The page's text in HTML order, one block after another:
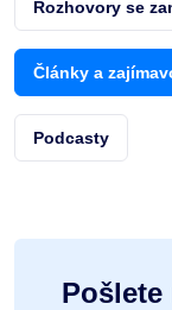
Rozhovory se
Články a
Podcasty
Pošlete